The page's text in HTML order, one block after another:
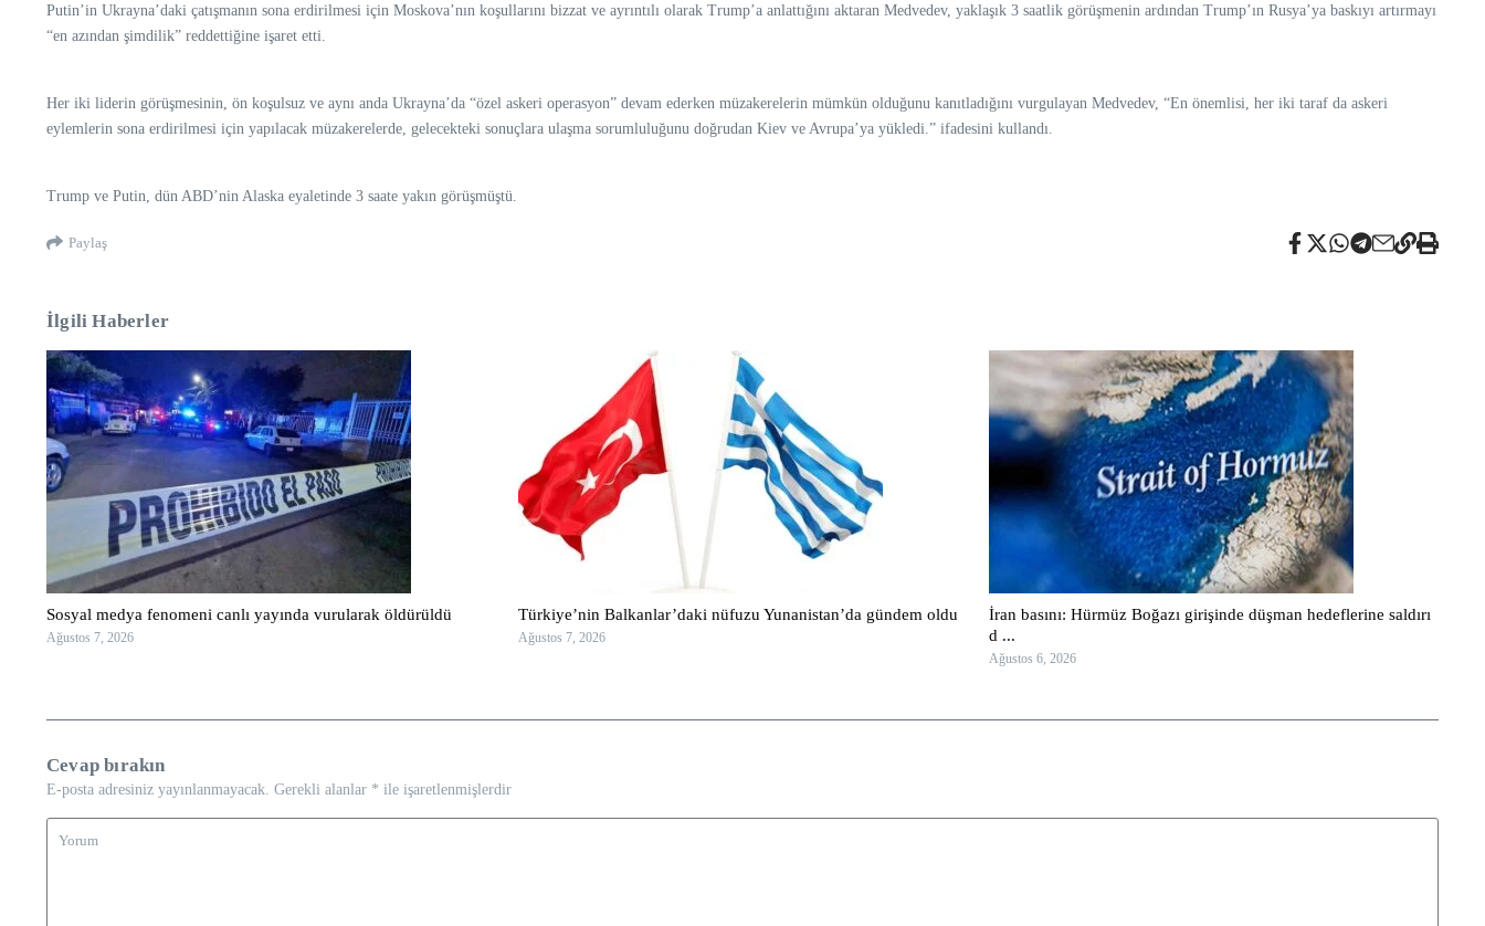
Putin’in Ukrayna’daki çatışmanın sona erdirilmesi için Moskova’nın koşullarını bizzat ve ayrıntılı olarak Trump’a anlattığını aktaran Medvedev, yaklaşık 3 saatlik görüşmenin ardından Trump’ın Rusya’ya baskıyı artırmayı
“en azından şimdilik” reddettiğine işaret etti.
Her iki liderin görüşmesinin, ön koşulsuz ve aynı anda Ukrayna’da “özel askeri operasyon” devam ederken müzakerelerin mümkün olduğunu kanıtladığını vurgulayan Medvedev, “En önemlisi, her iki taraf da askeri
eylemlerin sona erdirilmesi için yapılacak müzakerelerde, gelecekteki sonuçlara ulaşma sorumluluğunu doğrudan Kiev ve Avrupa’ya yükledi.” ifadesini kullandı.
Trump ve Putin, dün ABD’nin Alaska eyaletinde 3 saate yakın görüşmüştü.
Paylaş
İlgili Haberler
Sosyal medya fenomeni canlı yayında vurularak öldürüldü
Ağustos 7, 2026
Türkiye’nin Balkanlar’daki nüfuzu Yunanistan’da gündem oldu
Ağustos 7, 2026
İran basını: Hürmüz Boğazı girişinde düşman hedeflerine saldırı
d ...
Ağustos 6, 2026
Cevap bırakın
E-posta adresiniz yayınlanmayacak. Gerekli alanlar * ile işaretlenmişlerdir